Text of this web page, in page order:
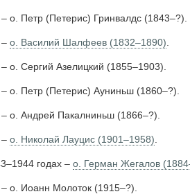
о. Петр (Петерис) Гринвалдс (1843–?).
о. Василий Шалфеев (1832–1890)
о. Сергий Азелицкий (1855–1903).
о. Петр (Петерис) Ауниньш (1860–?).
о. Андрей Пакалниньш (1866–?).
о. Николай Лауцис (1901–1958)
годах – о. Герман Жегалов
о. Иоанн Молоток (1915–?).